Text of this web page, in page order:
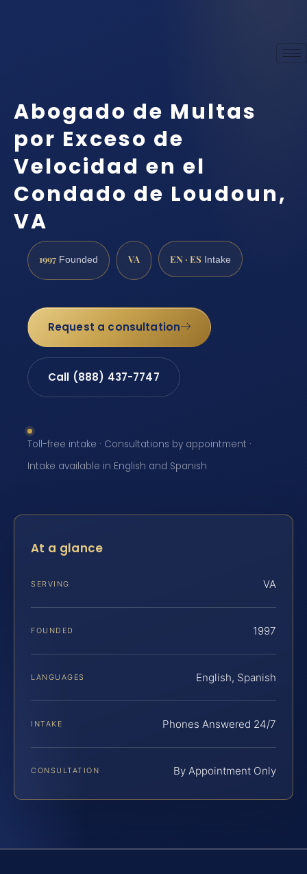
Abogado de Multas
por Exceso de
Velocidad en el
Condado de Loudoun,
VA
1997 Founded VA EN · ES Intake
Request a consultation
Call (888) 437-7747
Toll-free intake · Consultations by appointment ·
Intake available in English and Spanish
At a glance
SERVING VA
FOUNDED 1997
LANGUAGES English, Spanish
INTAKE Phones Answered 24/7
CONSULTATION By Appointment Only